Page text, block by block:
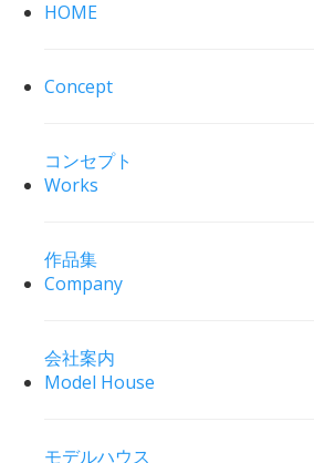
HOME
Concept
コンセプト
Works
作品集
Company
会社案内
Model House
モデルハウス